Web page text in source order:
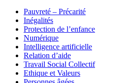
Pauvreté – Précarité
Inégalités
Protection de l’enfance
Numérique
Intelligence artificielle
Relation d’aide
Travail Social Collectif
Ethique et Valeurs